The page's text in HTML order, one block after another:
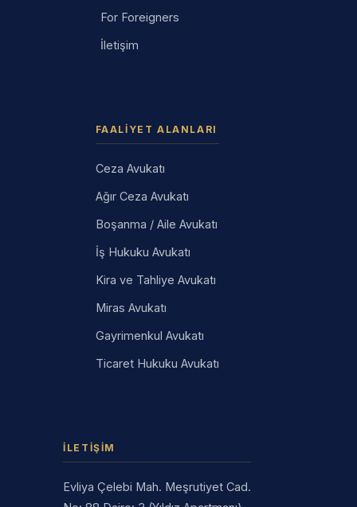
For Foreigners
İletişim
FAALIYET ALANLARI
Ceza Avukatı
Ağır Ceza Avukatı
Boşanma / Aile Avukatı
İş Hukuku Avukatı
Kira ve Tahliye Avukatı
Miras Avukatı
Gayrimenkul Avukatı
Ticaret Hukuku Avukatı
İLETIŞIM
Evliya Çelebi Mah. Meşrutiyet Cad.